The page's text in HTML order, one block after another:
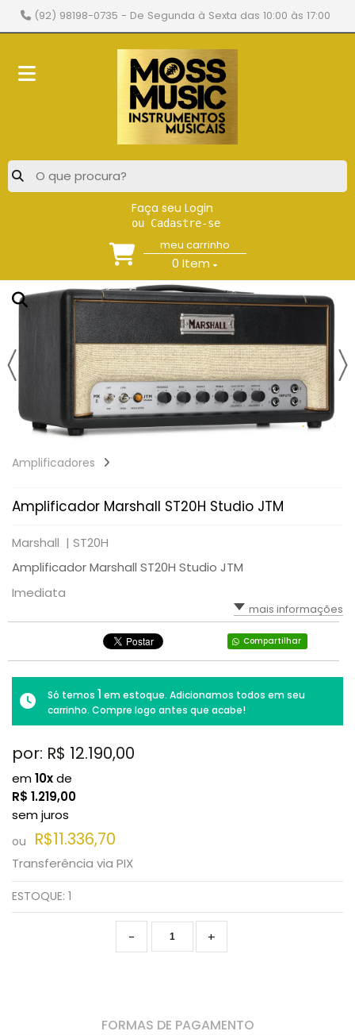
(92) 98198-0735 - De Segunda à Sexta das 10:00 às 17:00
Faça seu Login
ou Cadastre-se
meu carrinho
0 Item
Amplificadores
Amplificador Marshall ST20H Studio JTM
Marshall | ST20H
Amplificador Marshall ST20H Studio JTM
Imediata
mais informações
Compartilhar
Só temos 1 em estoque. Adicionamos todos em seu
carrinho. Compre logo antes que acabe!
por: R$ 12.190,00
em10xde
R$ 1.219,00
sem juros
ou R$11.336,70
Transferência via PIX
ESTOQUE: 1
+
-
FORMAS DE PAGAMENTO